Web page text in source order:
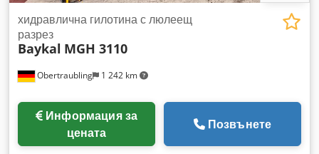
Obertraubling 1 242 km
хидравлична гилотина с люлеещ
разрез
Baykal MGH 3110
Информация за
цената
Позвънете